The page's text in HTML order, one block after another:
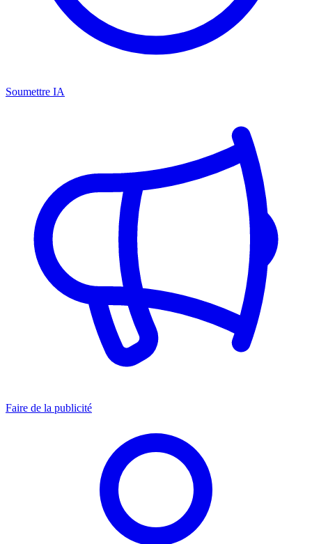
Soumettre IA
Faire de la publicité